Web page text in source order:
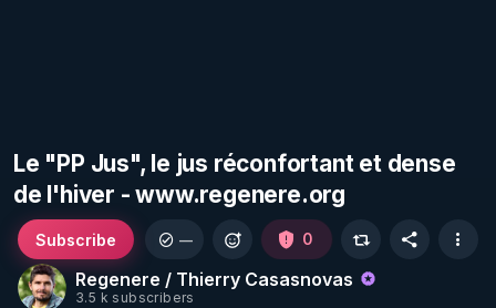
Le "PP Jus", le jus réconfortant et dense
de l'hiver - www.regenere.org
Regenere / Thierry Casasnovas
3.5 k subscribers
Subscribe — 0